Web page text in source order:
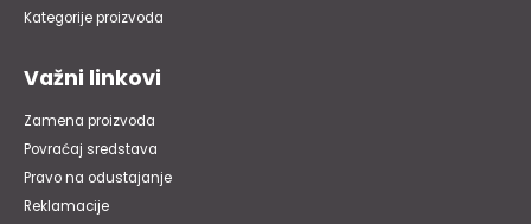
Kategorije proizvoda
Važni linkovi
Zamena proizvoda
Povraćaj sredstava
Pravo na odustajanje
Reklamacije